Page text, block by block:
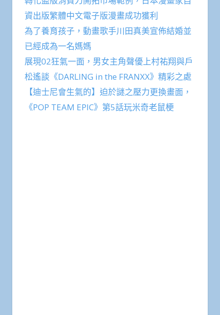
資出版繁體中文電子版漫畫成功獲利
為了養育孩子，動畫歌手川田真美宣佈結婚並
已經成為一名媽媽
展現02狂氣一面，男女主角聲優上村祐翔與戶
松遙談《DARLING in the FRANXX》精彩之處
【迪士尼會生氣的】迫於謎之壓力更換畫面，
《POP TEAM EPIC》第5話玩米奇老鼠梗